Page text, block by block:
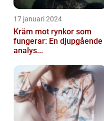
17 januari 2024
Kräm mot rynkor som
fungerar: En djupgående
analys...